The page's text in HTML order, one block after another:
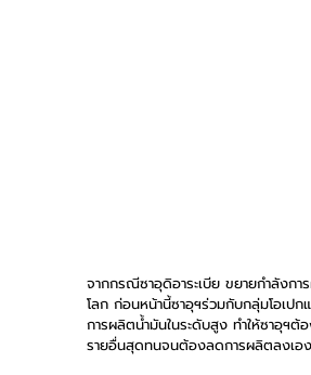
จากกรณีซาอุดิอาระเบีย ขยายกำลังก
โลก ก่อนหน้านี้ซาอุฯร่วมกับกลุ่มโอเป
การผลิตน้ำมันในระดับสูง ทำให้ซาอุฯ
รายอื่นสุดทนจนต้องลดการผลิตลงเอ